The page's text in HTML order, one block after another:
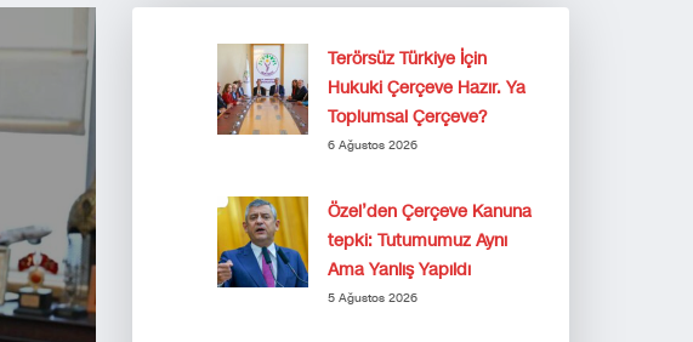
Terörsüz Türkiye İçin
Hukuki Çerçeve Hazır. Ya
Toplumsal Çerçeve?
6 Ağustos 2026
Özel’den Çerçeve Kanuna
tepki: Tutumumuz Aynı
Ama Yanlış Yapıldı
5 Ağustos 2026